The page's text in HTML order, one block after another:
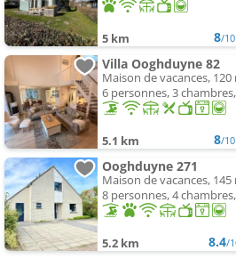
5 km 8/10
Villa Ooghduyne 82
Maison de vacances, 120
6 personnes, 3
5.1 km 8/10
Ooghduyne 271
Maison de vacances, 145
8 personnes, 4
5.2 km 8.4/